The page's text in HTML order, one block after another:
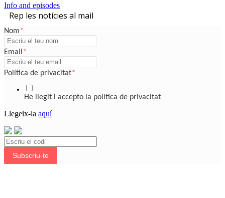
Info and episodes
Rep les notícies al mail
Nom*
Email *
Política de privacitat*
He llegit i accepto la política de privacitat
Llegeix-la aquí
Subscriu-te